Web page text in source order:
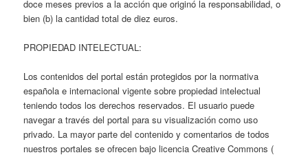
doce meses previos a la acción que originó la responsabilidad, o
bien (b) la cantidad total de diez euros.
PROPIEDAD INTELECTUAL:
Los contenidos del portal están protegidos por la normativa
española e internacional vigente sobre propiedad intelectual
teniendo todos los derechos reservados. El usuario puede
navegar a través del portal para su visualización como uso
privado. La mayor parte del contenido y comentarios de todos
nuestros portales se ofrecen bajo licencia Creative Commons (